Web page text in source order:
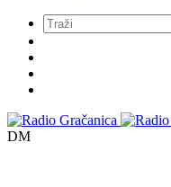
Meni
DM